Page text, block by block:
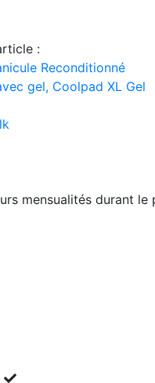
:
Reconditionné
gel, Coolpad XL Gel
mensualités durant le